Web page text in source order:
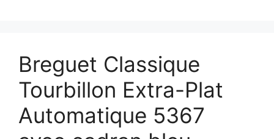
Breguet Classique
Tourbillon Extra-Plat
Automatique 5367